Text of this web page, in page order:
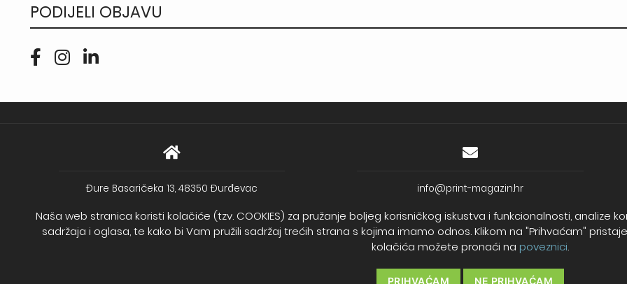
PODIJELI OBJAVU
Đure Basaričeka 13, 48350 Đurđevac
Print i dizajn d.o.o.
Stjepana Radića 15a, 48361 Kalinovac
Direktor: Željka Benšić
info@print-magazin.hr
OIB: 77500760577
Trgovački sud u Varaždinu
MBS: 010075212
Naša web stranica koristi kolačiće (tzv. COOKIES) za pružanje boljeg korisničkog iskustva i funkcionalnosti, analize
sadržaja i oglasa, te kako bi Vam pružili sadržaj trećih strana s kojima imamo odnos. Klikom na "Prihvaćam"
kolačića možete pronaći na poveznici.
PRIHVAĆAM NE PRIHVAĆAM